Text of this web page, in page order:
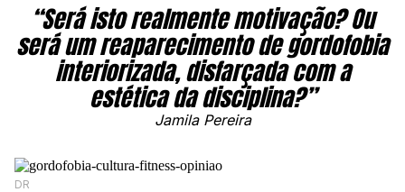
“Será isto realmente motivação? Ou
será um reaparecimento de gordofobia
interiorizada, disfarçada com a
estética da disciplina?”
Jamila Pereira
DR